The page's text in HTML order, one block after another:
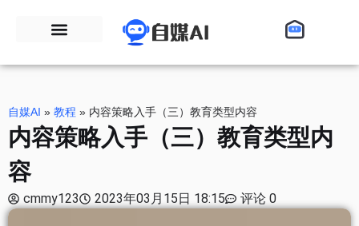
自媒AI » 教程 » 内容策略入手（三）教育类型内容
内容策略入手（三）教育类型内
容
cmmy123 2023年03月15日 18:15 评论 0